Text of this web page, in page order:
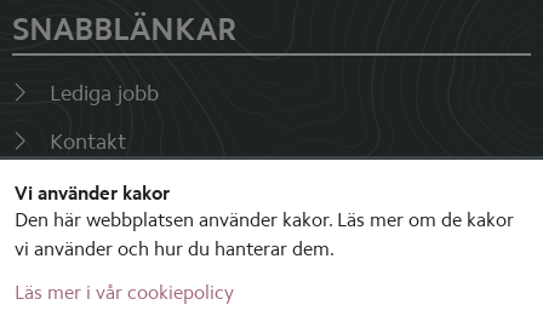
Vi använder kakor
Den här webbplatsen använder kakor. Läs mer om de kakor
vi använder och hur du hanterar dem.
Läs mer i vår cookiepolicy
SNABBLÄNKAR
Lediga jobb
Kontakt
Fakturor
Visselblåsarfunktion